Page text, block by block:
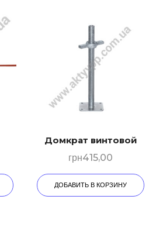
Домкрат винтовой
грн415,00
ДОБАВИТЬ В КОРЗИНУ